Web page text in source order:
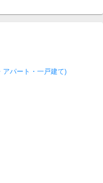
アパート・一戸建て)